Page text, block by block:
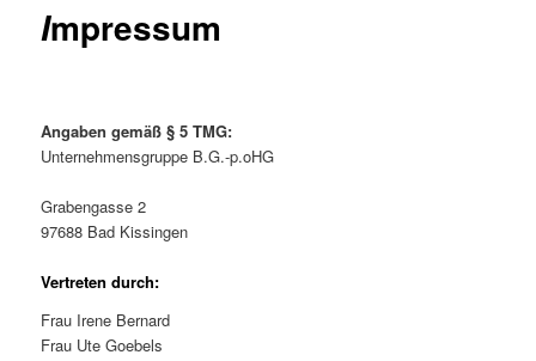
Impressum
Angaben gemäß § 5 TMG:
Unternehmensgruppe B.G.-p.oHG
Grabengasse 2
97688 Bad Kissingen
Vertreten durch:
Frau Irene Bernard
Frau Ute Goebels